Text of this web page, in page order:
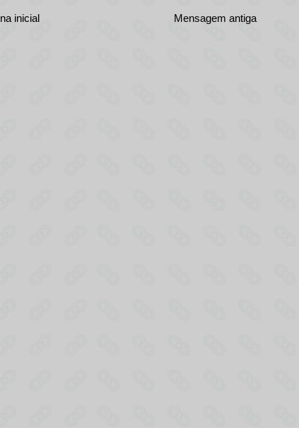
Mensagem antiga
inicial